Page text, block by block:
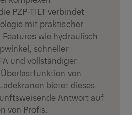
PZP-TILT verbindet
mit praktischer
wie hydraulisch
schneller
und vollständiger
von
bietet dieses
Antwort auf
von Profis.